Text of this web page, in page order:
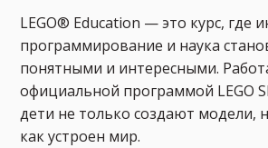
LEGO® Education — это курс, где
программирование и наука
понятными и интересными.
официальной программой LEGO
дети не только создают модели,
как устроен мир.